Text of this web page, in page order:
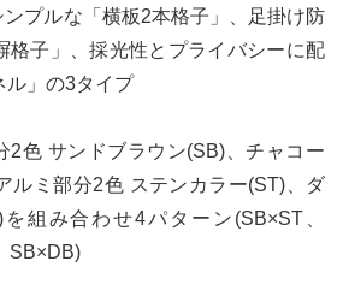
プルな「横板2本格子」、足掛け防
格子」、採光性とプライバシーに配
ル」の3タイプ
2色 サンドブラウン(SB)、チャコー
ルミ部分2色 ステンカラー(ST)、ダ
組み合わせ4パターン(SB×ST、
SB×DB)